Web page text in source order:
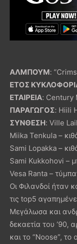
ΑΛΜΠΟΥΜ:
ΕΤΟΣ
ΕΤΑΙΡΕΙΑ: Century
ΠΑΡΑΓΩΓΟΣ: Hiili
ΣΥΝΘΕΣΗ: Ville
Miika Tenkula –
Sami Lopakka –
Sami Kukkohovi –
Vesa Ranta –
Οι Φιλανδοί ήταν
τις top5
Μεγάλωσα και
δεκαετία του ’90,
και το “Noose”,